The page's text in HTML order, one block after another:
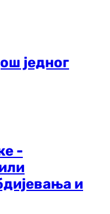
једног
-
и